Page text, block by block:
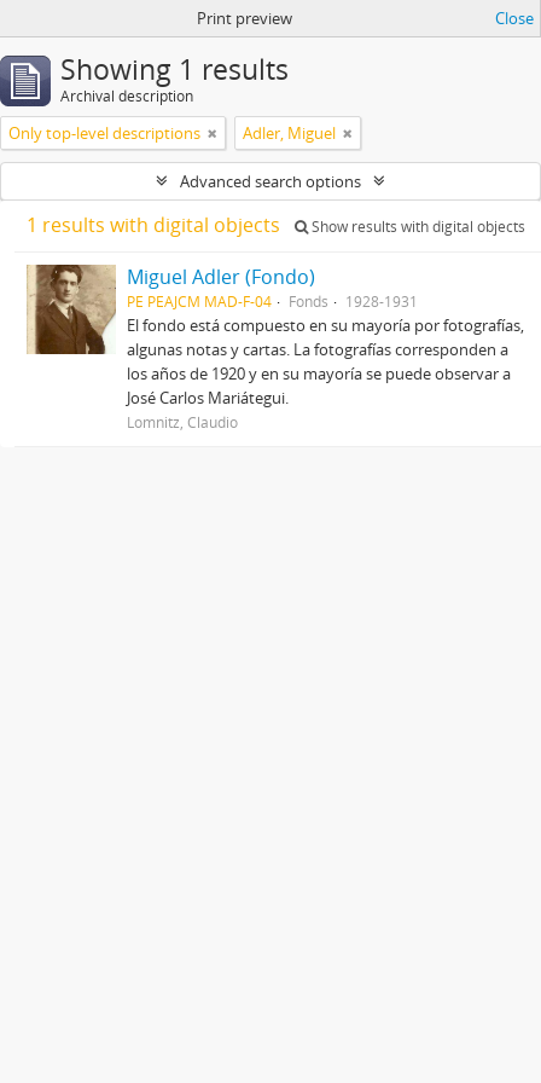
Print preview Close
Showing 1 results
Archival description
Only top-level descriptions Adler, Miguel
Advanced search options
1 results with digital objects Show results with digital objects
Miguel Adler (Fondo)
PE PEAJCM MAD-F-04 Fonds 1928-1931
El fondo está compuesto en su mayoría por fotografías,
algunas notas y cartas. La fotografías corresponden a
los años de 1920 y en su mayoría se puede observar a
José Carlos Mariátegui.
Lomnitz, Claudio